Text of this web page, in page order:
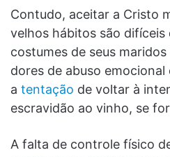
Contudo, aceitar a Cristo
velhos hábitos são difíceis
costumes de seus
dores de abuso
a tentação de voltar à
escravidão ao vinho, se
A falta de controle físico